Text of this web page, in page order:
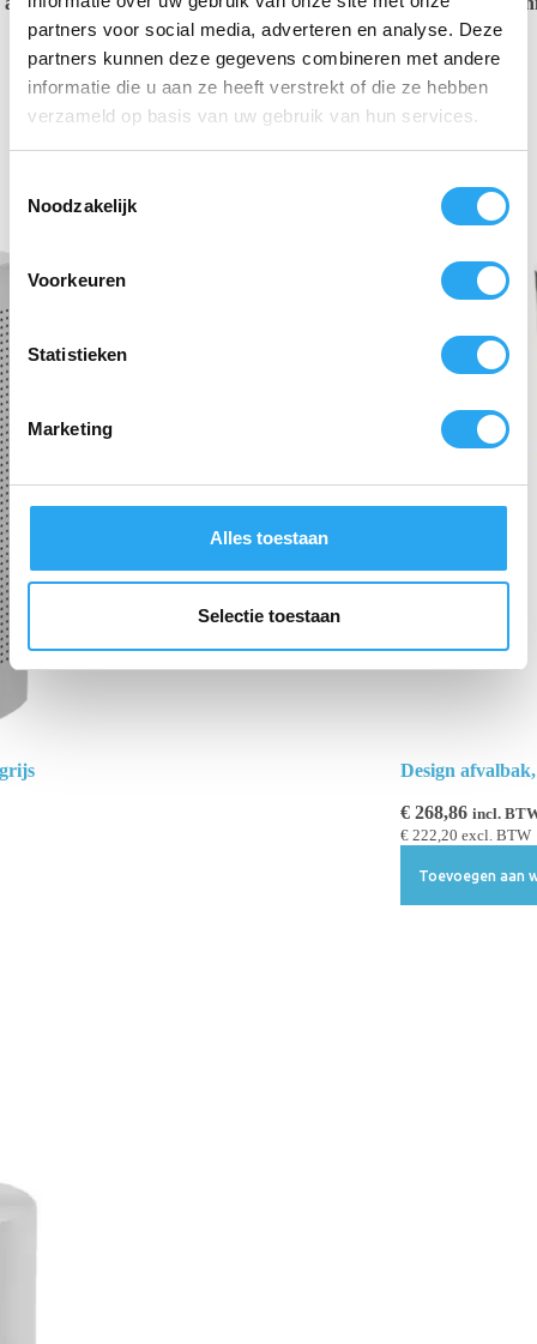
partners voor social media, adverteren en analyse. Deze
partners kunnen deze gegevens combineren met andere
informatie die u aan ze heeft verstrekt of die ze hebben
verzameld op basis van uw gebruik van hun services.
s
t
Noodzakelijk
Voorkeuren
Statistieken
Marketing
Alles toestaan
Selectie toestaan
Design
€ 268,86 incl.
€ 222,20 excl. BTW
Toevoegen aan